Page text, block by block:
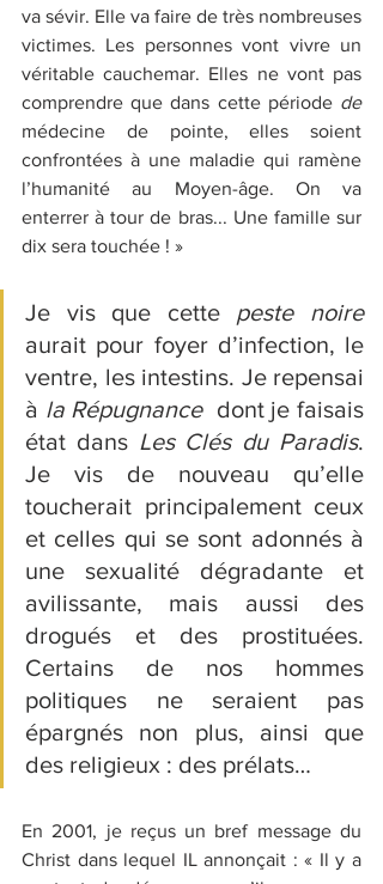
va sévir. Elle va faire de très nombreuses
victimes. Les personnes vont vivre un
véritable cauchemar. Elles ne vont pas
comprendre que dans cette période
de
médecine de pointe, elles soient
confrontées à une maladie qui ramène
l’humanité au Moyen-âge. On va
enterrer à tour de bras... Une famille sur
dix sera touchée ! »
Je vis que cette peste noire
aurait pour foyer d’infection, le
ventre, les intestins. Je repensai
à la Répugnance
  dont je faisais
état dans Les Clés du Paradis.
Je vis de nouveau qu’elle
toucherait principalement ceux
et celles qui se sont adonnés à
une sexualité dégradante et
avilissante, mais aussi des
drogués et des prostituées.
Certains de nos hommes
politiques ne seraient pas
épargnés non plus, ainsi que
des religieux : des prélats…
En 2001, je reçus un bref message du
Christ dans lequel IL annonçait : « Il y a